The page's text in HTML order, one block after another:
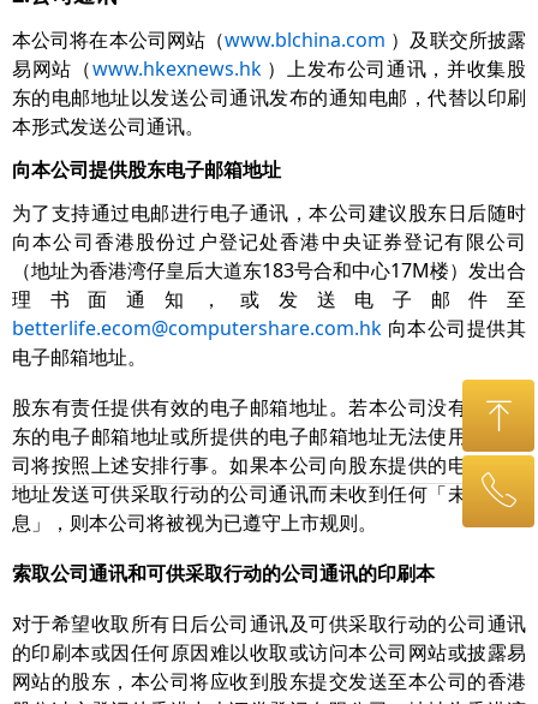
本公司将在本公司网站（www.blchina.com ）及联交所披露
易网站（www.hkexnews.hk）上发布公司通讯，并收集股
东的电邮地址以发送公司通讯发布的通知电邮，代替以印刷
本形式发送公司通讯。
向本公司提供股东电子邮箱地址
为了支持通过电邮进行电子通讯，本公司建议股东日后随时
向本公司香港股份过户登记处香港中央证券登记有限公司
（地址为香港湾仔皇后大道东183号合和中心17M楼）发出合
理书面通知，或发送电子邮件至
betterlife.ecom@computershare.com.hk 向本公司提供其
电子邮箱地址。
股东有责任提供有效的电子邮箱地址。若本公司没有获取股
东的电子邮箱地址或所提供的电子邮箱地址无法使用，本公
司将按照上述安排行事。如果本公司向股东提供的电子邮箱
地址发送可供采取行动的公司通讯而未收到任何「未送达信
息」，则本公司将被视为已遵守上市规则。
索取公司通讯和可供采取行动的公司通讯的印刷本
对于希望收取所有日后公司通讯及可供采取行动的公司通讯
的印刷本或因任何原因难以收取或访问本公司网站或披露易
网站的股东，本公司将应收到股东提交发送至本公司的香港
ꁸ
回到顶部
ꂅ